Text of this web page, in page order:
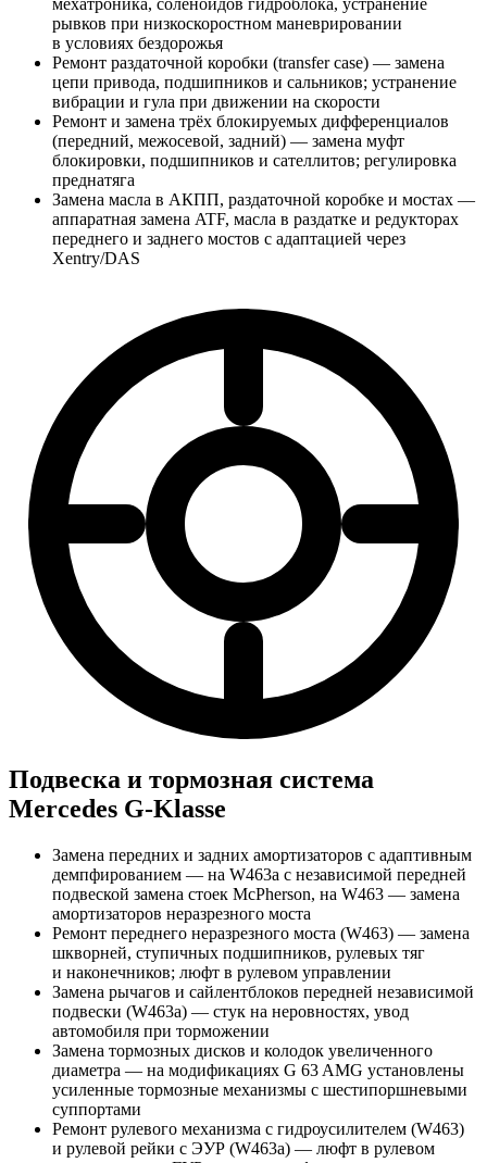
рывков при низкоскоростном маневрировании
в условиях бездорожья
Ремонт раздаточной коробки (transfer case) — замена
цепи привода, подшипников и сальников; устранение
вибрации и гула при движении на скорости
Ремонт и замена трёх блокируемых дифференциалов
(передний, межосевой, задний) — замена муфт
блокировки, подшипников и сателлитов; регулировка
преднатяга
Замена масла в АКПП, раздаточной коробке и мостах —
аппаратная замена ATF, масла в раздатке и редукторах
переднего и заднего мостов с адаптацией через
Xentry/DAS
Подвеска и тормозная система
Mercedes G-Klasse
Замена передних и задних амортизаторов с адаптивным
демпфированием — на W463a с независимой передней
подвеской замена стоек McPherson, на W463 — замена
амортизаторов неразрезного моста
Ремонт переднего неразрезного моста (W463) — замена
шкворней, ступичных подшипников, рулевых тяг
и наконечников; люфт в рулевом управлении
Замена рычагов и сайлентблоков передней независимой
подвески (W463a) — стук на неровностях, увод
автомобиля при торможении
Замена тормозных дисков и колодок увеличенного
диаметра — на модификациях G 63 AMG установлены
усиленные тормозные механизмы с шестипоршневыми
суппортами
Ремонт рулевого механизма с гидроусилителем (W463)
и рулевой рейки с ЭУР (W463a) — люфт в рулевом